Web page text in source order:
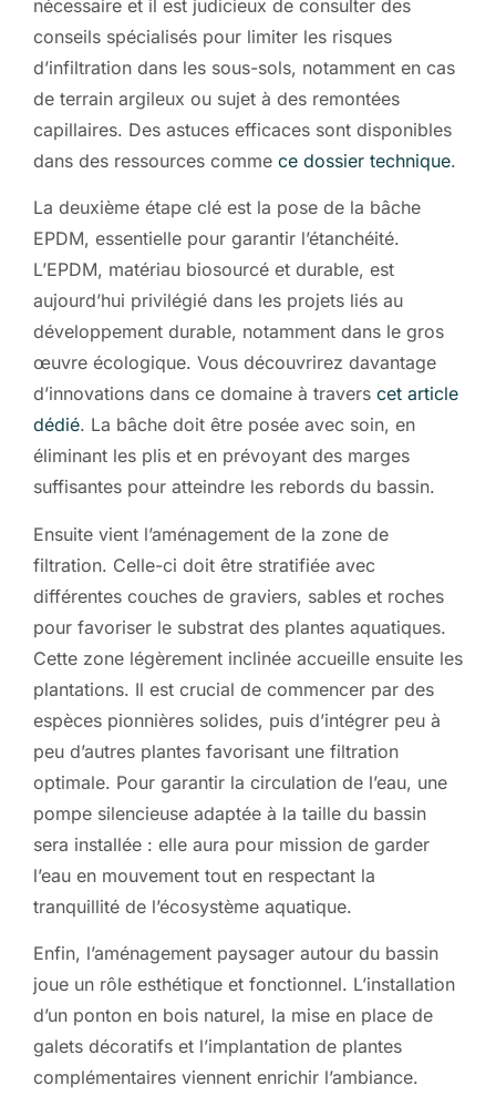
nécessaire et il est judicieux de consulter des
conseils spécialisés pour limiter les risques
d’infiltration dans les sous-sols, notamment en cas
de terrain argileux ou sujet à des remontées
capillaires. Des astuces efficaces sont disponibles
dans des ressources comme ce dossier technique.
La deuxième étape clé est la pose de la bâche
EPDM, essentielle pour garantir l’étanchéité.
L’EPDM, matériau biosourcé et durable, est
aujourd’hui privilégié dans les projets liés au
développement durable, notamment dans le gros
œuvre écologique. Vous découvrirez davantage
d’innovations dans ce domaine à travers cet article
dédié. La bâche doit être posée avec soin, en
éliminant les plis et en prévoyant des marges
suffisantes pour atteindre les rebords du bassin.
Ensuite vient l’aménagement de la zone de
filtration. Celle-ci doit être stratifiée avec
différentes couches de graviers, sables et roches
pour favoriser le substrat des plantes aquatiques.
Cette zone légèrement inclinée accueille ensuite les
plantations. Il est crucial de commencer par des
espèces pionnières solides, puis d’intégrer peu à
peu d’autres plantes favorisant une filtration
optimale. Pour garantir la circulation de l’eau, une
pompe silencieuse adaptée à la taille du bassin
sera installée : elle aura pour mission de garder
l’eau en mouvement tout en respectant la
tranquillité de l’écosystème aquatique.
Enfin, l’aménagement paysager autour du bassin
joue un rôle esthétique et fonctionnel. L’installation
d’un ponton en bois naturel, la mise en place de
galets décoratifs et l’implantation de plantes
complémentaires viennent enrichir l’ambiance.